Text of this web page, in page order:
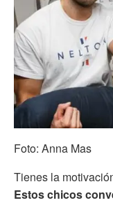
Foto: Anna Mas
Tienes la
Estos chicos